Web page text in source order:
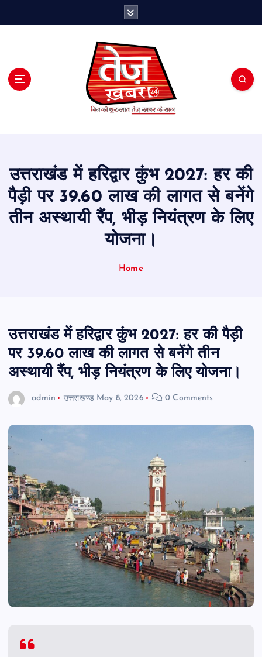
उत्तराखंड में हरिद्वार कुंभ 2027: हर की
पैड़ी पर 39.60 लाख की लागत से बनेंगे
तीन अस्थायी रैंप, भीड़ नियंत्रण के लिए
योजना।
Home
उत्तराखंड में हरिद्वार कुंभ 2027: हर की पैड़ी
पर 39.60 लाख की लागत से बनेंगे तीन
अस्थायी रैंप, भीड़ नियंत्रण के लिए योजना।
admin उत्तराखण्ड May 8, 2026 0 Comments